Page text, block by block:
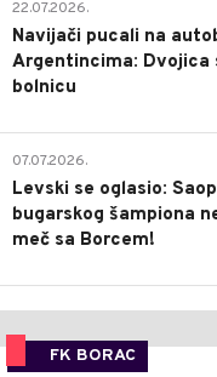
22.07.2026.
Navijači pucali na
Argentincima: Dvojica
bolnicu
07.07.2026.
Levski se oglasio:
bugarskog šampiona
meč sa Borcem!
FK BORAC